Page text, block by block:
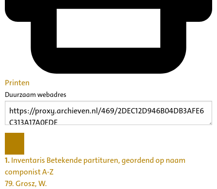
Printen
Duurzaam webadres
1.Inventaris Betekende partituren, geordend op naam
componist A-Z
79. Grosz, W.